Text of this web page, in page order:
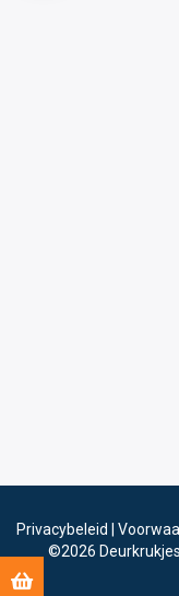
Privacybeleid
©2026 Deurkrukjes